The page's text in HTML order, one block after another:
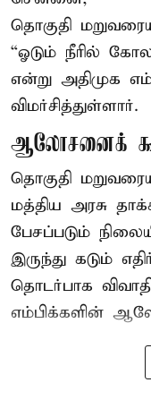
தொகுதி
“ஓடும் நீரில்
என்று அதிமுக
விமர்சித்துள்ளார்.
ஆலோசனைக்
தொகுதி
மத்திய அரசு
பேசப்படும்
இருந்து கடும்
தொடர்பாக
எம்பிக்களின்